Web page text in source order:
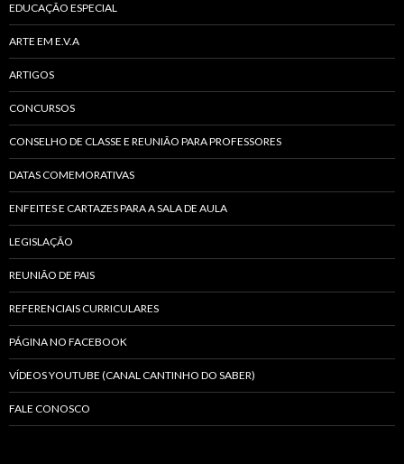
EDUCAÇÃO ESPECIAL
ARTE EM E.V.A
ARTIGOS
CONCURSOS
CONSELHO DE CLASSE E REUNIÃO PARA PROFESSORES
DATAS COMEMORATIVAS
ENFEITES E CARTAZES PARA A SALA DE AULA
LEGISLAÇÃO
REUNIÃO DE PAIS
REFERENCIAIS CURRICULARES
PÁGINA NO FACEBOOK
VÍDEOS YOUTUBE (CANAL CANTINHO DO SABER)
FALE CONOSCO